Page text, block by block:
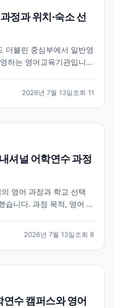
정과 위치·숙소 선
더블린 중심부에서 일반영
하는 영어교육기관입니
2026년 7월 13일조회 11
셔널 어학연수 과정
영어 과정과 학교 선택
습니다. 과정 목적, 영어 수
2026년 7월 13일조회 8
연수 캠퍼스와 영어